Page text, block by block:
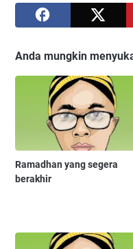
Anda mungkin
Ramadhan yang segera
berakhir